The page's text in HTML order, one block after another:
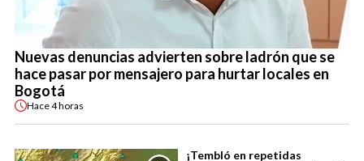
Nuevas denuncias advierten sobre ladrón que se
hace pasar por mensajero para hurtar locales en
Bogotá
Hace4 horas
¡Tembló en repetidas